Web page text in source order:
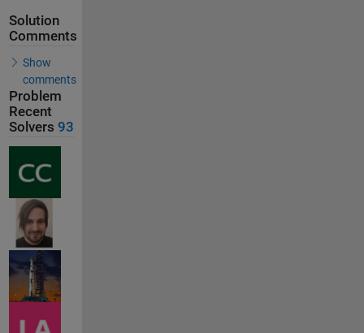
Solution
Comments
Show
comments
Problem
Recent
Solvers 93